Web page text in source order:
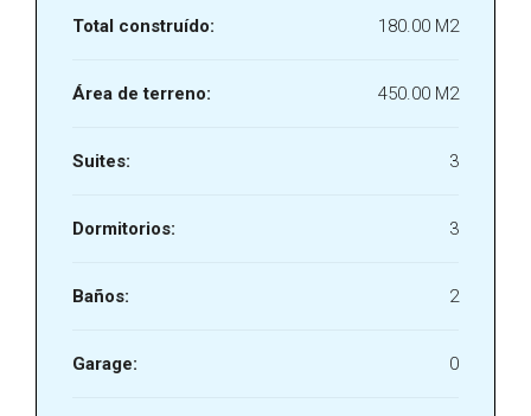
Total construído: 180.00 M2
Área de terreno: 450.00 M2
Suites: 3
Dormitorios: 3
Baños: 2
Garage: 0